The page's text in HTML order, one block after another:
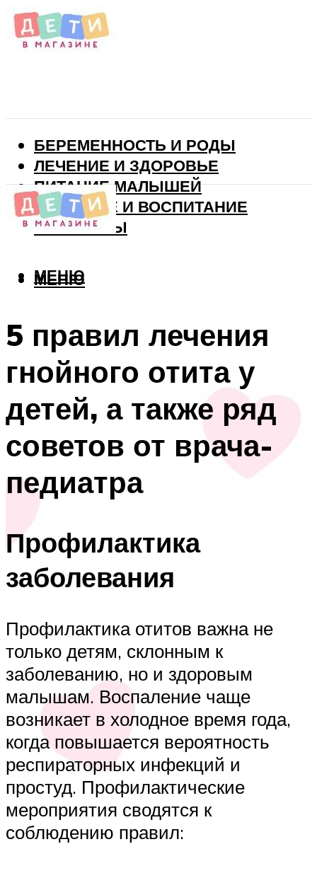
БЕРЕМЕННОСТЬ И РОДЫ
ЛЕЧЕНИЕ И ЗДОРОВЬЕ
ПИТАНИЕ МАЛЫШЕЙ
РАЗВИТИЕ И ВОСПИТАНИЕ
ВИТАМИНЫ
МЕНЮ
МЕНЮ
5 правил лечения
гнойного отита у
детей, а также ряд
советов от врача-
педиатра
Профилактика
заболевания
Профилактика отитов важна не
только детям, склонным к
заболеванию, но и здоровым
малышам. Воспаление чаще
возникает в холодное время года,
когда повышается вероятность
респираторных инфекций и
простуд. Профилактические
мероприятия сводятся к
соблюдению правил: